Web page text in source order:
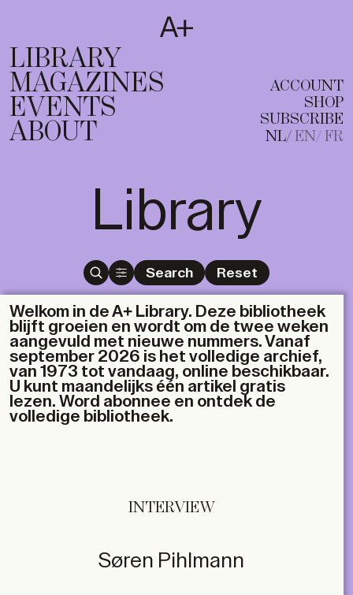
T
EN FR
LIBRARY
MAGAZINES
EVENTS
ABOUT
ACCOUNT
SHOP
SUBSCRIBE
NL EN FR
Library
Search Reset
Welkom in de A+ Library. Deze bibliotheek
blijft groeien en wordt om de twee weken
aangevuld met nieuwe nummers. Vanaf
september 2026 is het volledige archief,
van 1973 tot vandaag, online beschikbaar.
U kunt maandelijks één artikel gratis
lezen. Word abonnee en ontdek de
volledige bibliotheek.
INTERVIEW
Søren Pihlmann